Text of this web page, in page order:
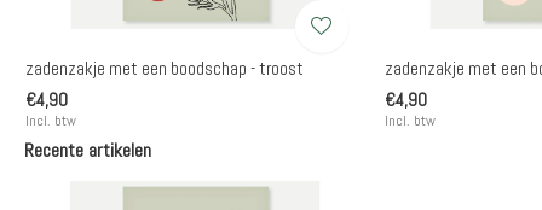
zadenzakje met een boodschap - troost
€4,90
Incl. btw
zadenzakje met een
€4,90
Incl. btw
Recente artikelen